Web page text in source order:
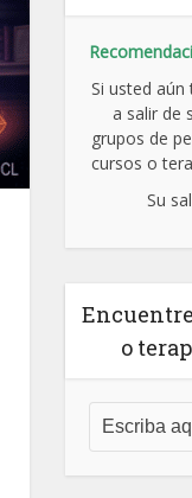
Si usted
a salir de
grupos de
cursos o
Su
o